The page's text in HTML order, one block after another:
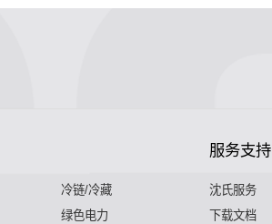
冷链/冷藏
绿色电力
服务支持
沈氏服务
下载文档